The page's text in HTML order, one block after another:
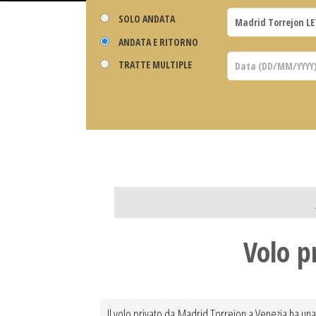
SOLO ANDATA
ANDATA E RITORNO
TRATTE MULTIPLE
Volo